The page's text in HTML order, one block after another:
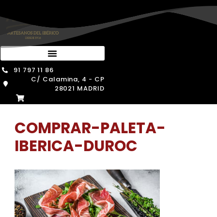
al
contenido
91 797 11 86
C/ Calamina, 4 - CP
28021 MADRID
COMPRAR-PALETA-
IBERICA-DUROC